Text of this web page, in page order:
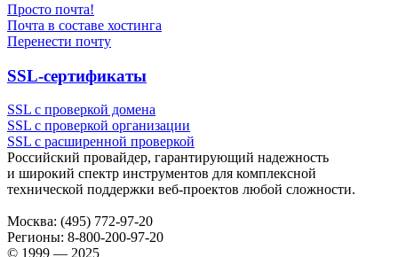
Просто почта!
Почта в составе хостинга
Перенести почту
SSL-сертификаты
SSL с проверкой домена
SSL с проверкой организации
SSL с расширенной проверкой
Российский провайдер, гарантирующий надежность
и широкий спектр инструментов для комплексной
технической поддержки веб-проектов любой сложности.
Москва: (495) 772-97-20
Регионы: 8-800-200-97-20
© 1999 — 2025